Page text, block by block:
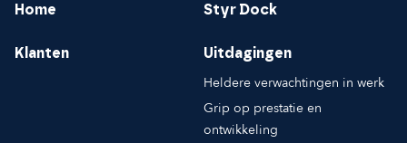
Home Styr Dock
Klanten
Uitdagingen
Heldere verwachtingen in werk
Grip op prestatie en
ontwikkeling